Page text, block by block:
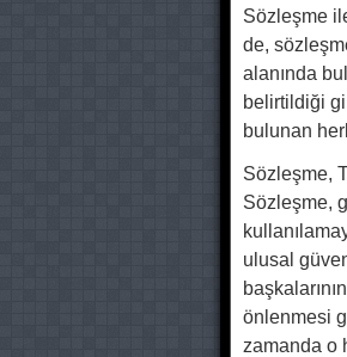
Sözleşme
de,
alanında
belirtildiği
bulunan
Sözleşme,
Sözleşme,
ulusal
önlenmesi
zamanda o